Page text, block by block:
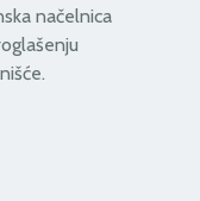
načelnica